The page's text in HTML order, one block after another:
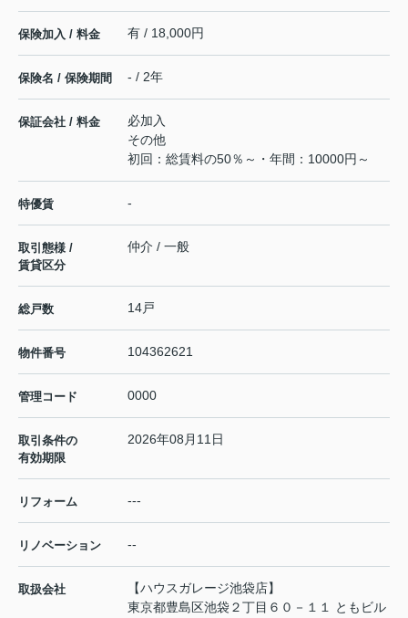
保険加入 / 料金 有 / 18,000円
保険名 / 保険期間 - / 2年
保証会社 / 料金
必加入
その他
初回：総賃料の50％～・年間：10000円～
特優賃 -
取引態様 /
賃貸区分
仲介 / 一般
総戸数 14戸
物件番号 104362621
管理コード 0000
取引条件の
有効期限
2026年08月11日
リフォーム ---
リノベーション --
取扱会社
【ハウスガレージ池袋店】
東京都豊島区池袋２丁目６０－１１ ともビル